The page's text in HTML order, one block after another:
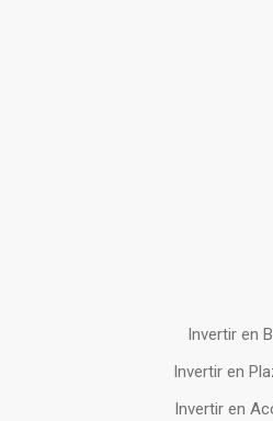
Invertir en
Invertir en
Invertir en